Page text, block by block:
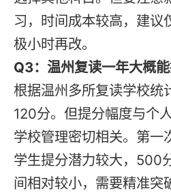
习，时间成本较高，建议
极小时再改。
Q3：温州复读一年大概能
根据温州多所复读学校
120分。但提分幅度与个
学校管理密切相关。第
学生提分潜力较大，500
间相对较小，需要精准突